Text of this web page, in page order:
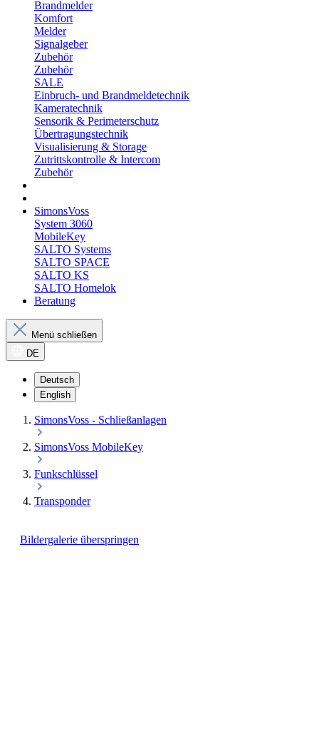
Brandmelder
Komfort
Melder
Signalgeber
Zubehör
Zubehör
SALE
Einbruch- und Brandmeldetechnik
Kameratechnik
Sensorik & Perimeterschutz
Übertragungstechnik
Visualisierung & Storage
Zutrittskontrolle & Intercom
Zubehör
SimonsVoss
System 3060
MobileKey
SALTO Systems
SALTO SPACE
SALTO KS
SALTO Homelok
Beratung
Menü schließen
DE
Deutsch
English
SimonsVoss - Schließanlagen
SimonsVoss MobileKey
Funkschlüssel
Transponder
Bildergalerie überspringen